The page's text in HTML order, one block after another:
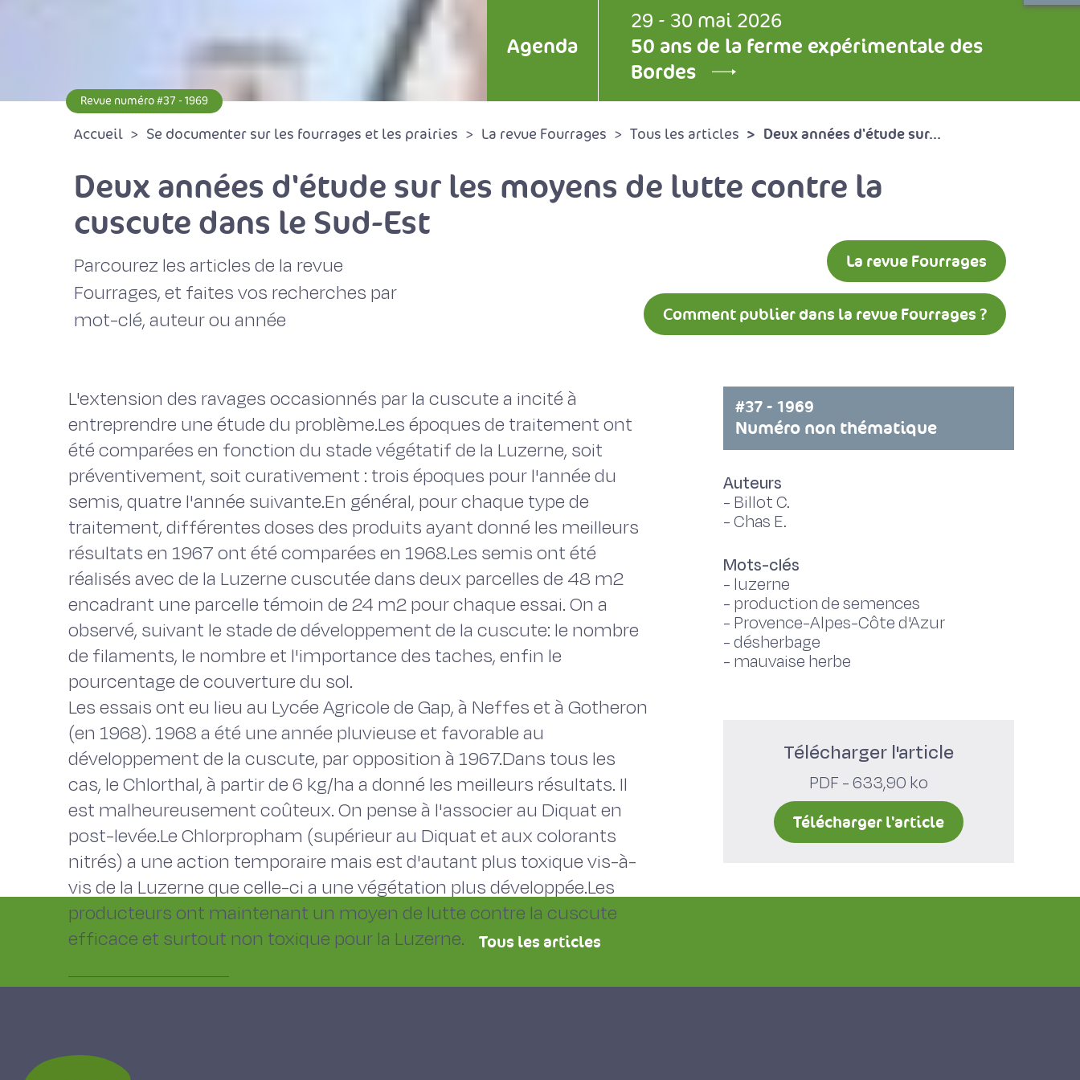
Agenda
29 - 30 mai 2026
50 ans de la ferme expérimentale des
Bordes
Revue numéro #37 - 1969
Accueil Se documenter sur les fourrages et les prairies La revue Fourrages Tous les articles Deux années d'étude sur...
Deux années d'étude sur les moyens de lutte contre la
cuscute dans le Sud-Est
Parcourez les articles de la revue
Fourrages, et faites vos recherches par
mot-clé, auteur ou année
La revue Fourrages
Comment publier dans la revue Fourrages ?
L'extension des ravages occasionnés par la cuscute a incité à
entreprendre une étude du problème.Les époques de traitement ont
été comparées en fonction du stade végétatif de la Luzerne, soit
préventivement, soit curativement : trois époques pour l'année du
semis, quatre l'année suivante.En général, pour chaque type de
traitement, différentes doses des produits ayant donné les meilleurs
résultats en 1967 ont été comparées en 1968.Les semis ont été
réalisés avec de la Luzerne cuscutée dans deux parcelles de 48 m2
encadrant une parcelle témoin de 24 m2 pour chaque essai. On a
observé, suivant le stade de développement de la cuscute: le nombre
de filaments, le nombre et l'importance des taches, enfin le
pourcentage de couverture du sol.
Les essais ont eu lieu au Lycée Agricole de Gap, à Neffes et à Gotheron
(en 1968). 1968 a été une année pluvieuse et favorable au
développement de la cuscute, par opposition à 1967.Dans tous les
cas, le Chlorthal, à partir de 6 kg/ha a donné les meilleurs résultats. Il
est malheureusement coûteux. On pense à l'associer au Diquat en
post-levée.Le Chlorpropham (supérieur au Diquat et aux colorants
nitrés) a une action temporaire mais est d'autant plus toxique vis-à-
vis de la Luzerne que celle-ci a une végétation plus développée.Les
producteurs ont maintenant un moyen de lutte contre la cuscute
efficace et surtout non toxique pour la Luzerne.
#37 - 1969
Numéro non thématique
Auteurs
- Billot C.
-Chas E.
Mots-clés
- luzerne
- production de semences
- Provence-Alpes-Côte d'Azur
-désherbage
- mauvaise herbe
Télécharger l'article
PDF - 633,90 ko
Télécharger l'article
Tous les articles